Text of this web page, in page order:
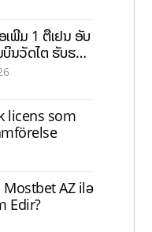
ພີ່ມ 1 ຕື້ເຢນ ອັບ
ນວັດໄຕ ຮັບຮອງ
licens som
Mostbet AZ ilə
Edir?